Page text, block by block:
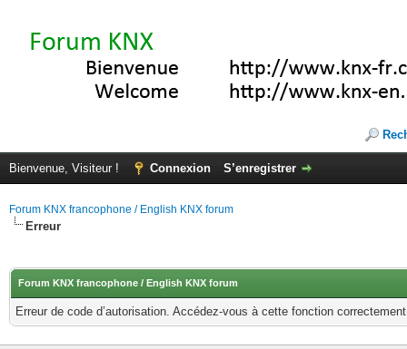
Bienvenue, Visiteur ! Connexion S’enregistrer
Forum KNX francophone / English KNX forum
Erreur
Forum KNX francophone / English KNX forum
Erreur de code d’autorisation. Accédez-vous à cette fonction